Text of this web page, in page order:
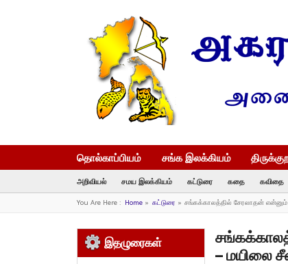
தொல்காப்பியம் சங்க இலக்கியம்
அறிவியல் சமய இலக்கியம் கட்டுரை கதை கவிதை
You Are Here : Home» கட்டுரை » சங்கக்காலத்தில் சேரலாதன்
– மயிலை
இதழுரைகள்